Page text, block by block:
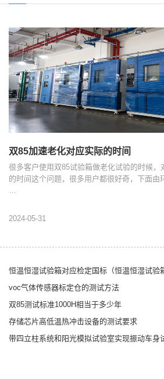
双85加速老化对应实际的时间
很多客户使用双85试验箱做老化试验的时候，
的时间这个问题，很多用户都很好奇，下面由
2024-05-31
voc气体传感器标定仓的测试方法
双85测试标准1000H相当于多少年
存储芯片高低温热冲击设备的测试要求
带四立柱系统和阳光模拟试验室实现振动车身